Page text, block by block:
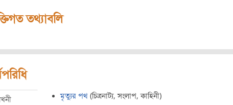
তথ্যাবলি
মৃত্যুর পথ (চিত্রনাট্য, সংলাপ, কাহিনী)